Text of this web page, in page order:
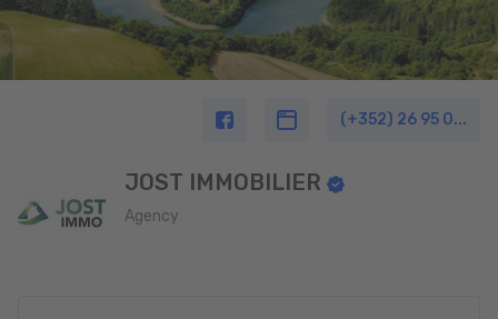
(+352) 26 95 0...
JOST IMMOBILIER
Agency